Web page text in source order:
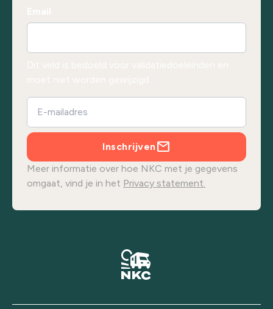
Inschrijven
Meer informatie over hoe NKC met je gegevens
omgaat, vind je in het Privacy statement.